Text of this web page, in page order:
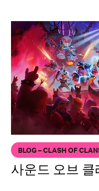
BLOG – CLASH OF
사운드 오브